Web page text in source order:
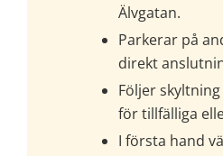
Älvgatan.
Parkerar på
direkt
Följer
för tillfälliga
I första hand